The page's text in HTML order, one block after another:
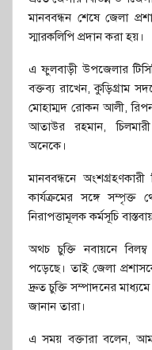
মানববন্ধন শেষে জেলা
স্মারকলিপি প্রদান করা হয়।
এ ফুলবাড়ী উপজেলার
বক্তব্য রাখেন, কুড়িগ্রাম
মোহাম্মদ রোকন আলী,
আতাউর রহমান,
অনেকে।
মানববন্ধনে
কার্যক্রমের সঙ্গে সম্পৃক্ত
নিরাপত্তামূলক কর্মসূচি
অথচ চুক্তি নবায়নে
পড়েছে। তাই জেলা
দ্রুত চুক্তি সম্পাদনের
জানান তারা।
এ সময় বক্তারা বলেন,